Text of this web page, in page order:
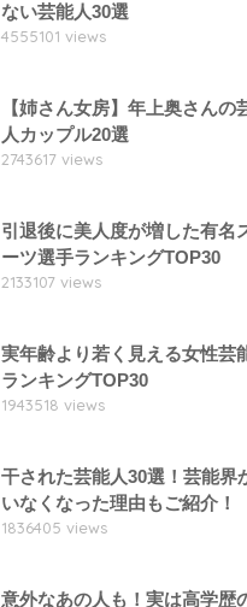
ない芸能人30選
4555101 views
【姉さん女房】年上奥さんの
人カップル20選
2743617 views
引退後に美人度が増した有名
ーツ選手ランキングTOP30
2133107 views
実年齢より若く見える女性芸
ランキングTOP30
1943518 views
干された芸能人30選！芸能界
いなくなった理由もご紹介！
1836405 views
意外なあの人も！実は高学歴